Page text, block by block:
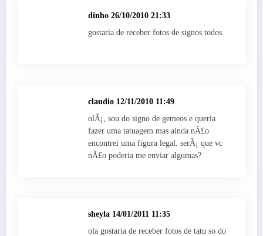
dinho 26/10/2010 21:33
gostaria de receber fotos de signos todos
claudio 12/11/2010 11:49
olÃ¡, sou do signo de gemeos e queria
fazer uma tatuagem mas ainda nÃ£o
encontrei uma figura legal. serÃ¡ que vc
nÃ£o poderia me enviar algumas?
sheyla 14/01/2011 11:35
ola gostaria de receber fotos de tatu so do